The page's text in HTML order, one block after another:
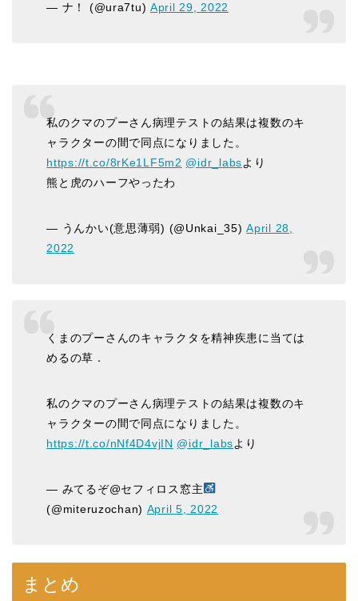
— ナ！ (@ura7tu) April 29, 2022
私のクマのプーさん病理テストの結果は複数のキ
ャラクターの間で同点になりました。
https://t.co/8rKe1LF5m2 @idr_labsより
熊と虎のハーフやったわ
— うんかい(意思薄弱) (@Unkai_35)April 28,
2022
くまのプーさんのキャラクタを精神疾患に当ては
めるの草．
私のクマのプーさん病理テストの結果は複数のキ
ャラクターの間で同点になりました。
https://t.co/nNf4D4vjIN @idr_labsより
— みてるぞ@セフィロス窓主
(@miteruzochan) April 5, 2022
まとめ